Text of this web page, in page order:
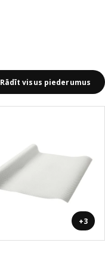
Rādīt visus piederumus
+3